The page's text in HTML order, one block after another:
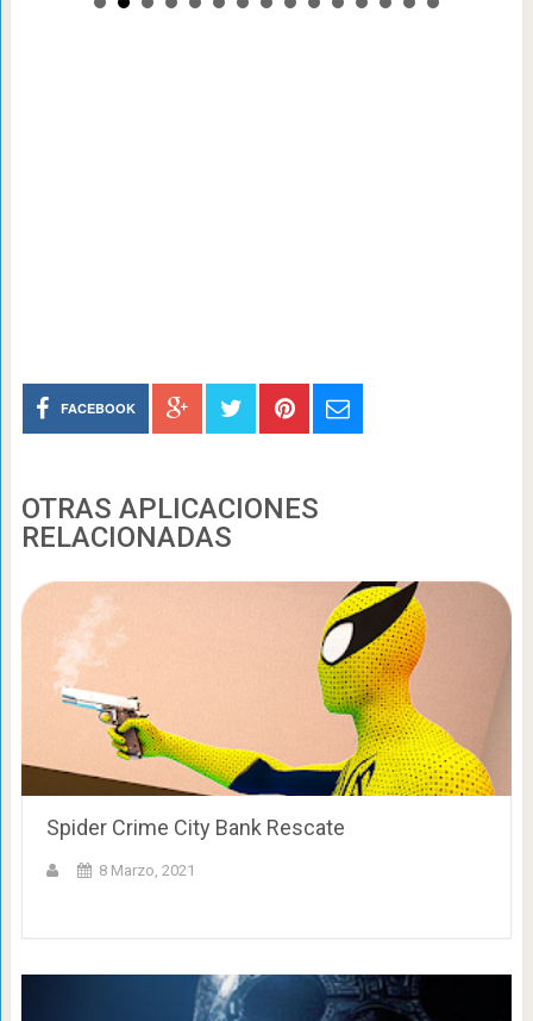
FACEBOOK
OTRAS APLICACIONES
RELACIONADAS
Spider Crime City Bank Rescate
8 Marzo, 2021